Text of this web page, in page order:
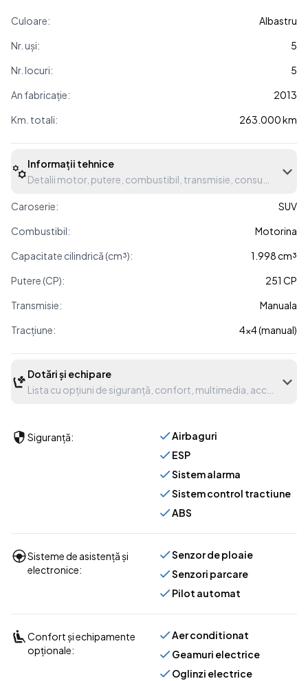
Culoare:
Albastru
Nr. uși:
5
Nr. locuri:
5
An fabricație:
2013
Km. totali:
263.000 km
Informații tehnice
Detalii motor, putere, combustibil, transmisie, consum etc.
Caroserie:
SUV
Combustibil:
Motorina
Capacitate cilindrică (cm³):
1.998 cm³
Putere (CP):
251 CP
Transmisie:
Manuala
Tracțiune:
4x4 (manual)
Dotări și echipare
Lista cu opțiuni de siguranță, confort, multimedia, accesorii
Siguranță:
Airbaguri
ESP
Sistem alarma
Sistem control tractiune
ABS
Sisteme de asistență și
electronice:
Senzor de ploaie
Senzori parcare
Pilot automat
Confort și echipamente
opționale:
Aer conditionat
Geamuri electrice
Oglinzi electrice